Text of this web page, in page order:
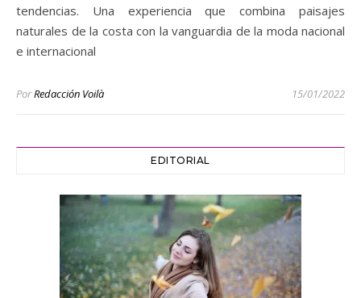
tendencias. Una experiencia que combina paisajes
naturales de la costa con la vanguardia de la moda nacional
e internacional
PorRedacción Voilà 15/01/2022
EDITORIAL